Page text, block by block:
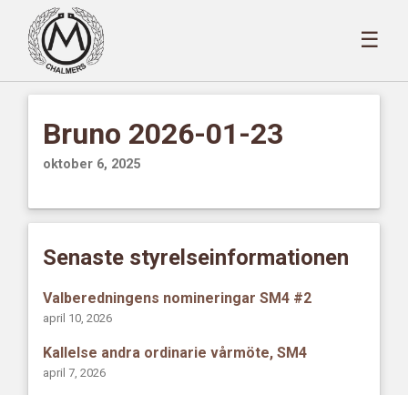
☰
Bruno 2026-01-23
oktober 6, 2025
Senaste styrelseinformationen
Valberedningens nomineringar SM4 #2
april 10, 2026
Kallelse andra ordinarie vårmöte, SM4
april 7, 2026